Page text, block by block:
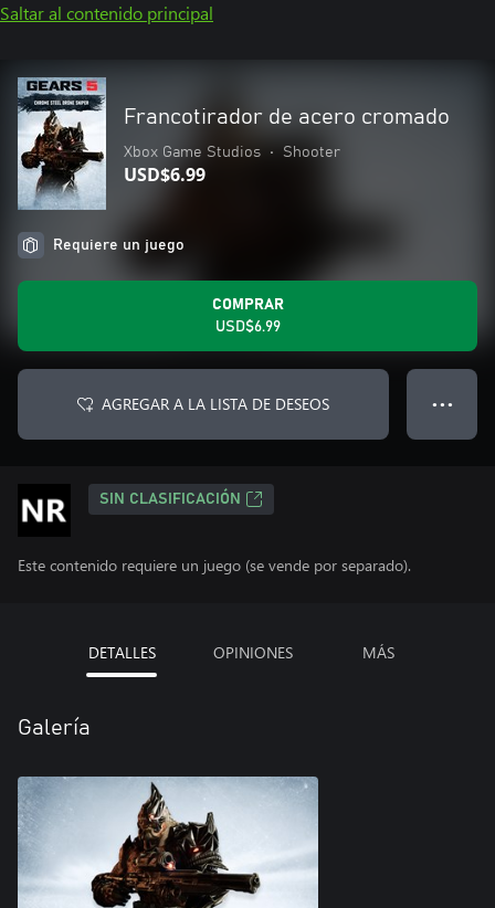
Saltar al contenido principal
Francotirador de acero cromado
Xbox Game Studios • Shooter
USD$6.99
Requiere un juego
COMPRAR
USD$6.99
AGREGAR A LA LISTA DE DESEOS ● ● ●
SIN CLASIFICACIÓN
Este contenido requiere un juego (se vende por separado).
DETALLES OPINIONES MÁS
Galería